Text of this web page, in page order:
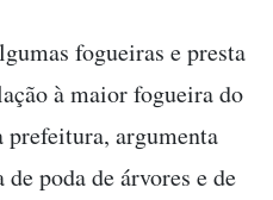
fogueiras e presta
à maior fogueira do
argumenta
poda de árvores e de